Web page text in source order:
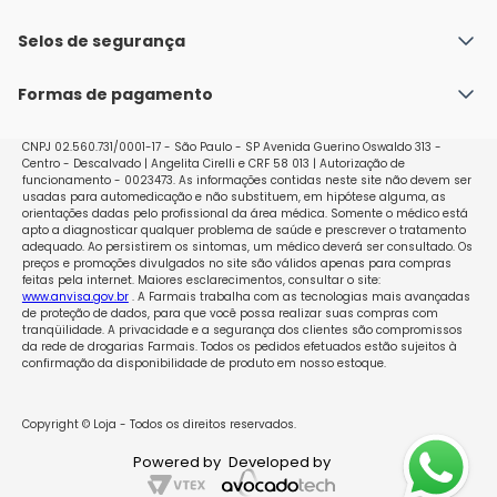
Nossas lojas
Política de Envio
Políticas de Trocas e Devoluções
Selos de segurança
Formas de pagamento
CNPJ 02.560.731/0001-17 - São Paulo - SP Avenida Guerino Oswaldo 313 -
Centro - Descalvado | Angelita Cirelli e CRF 58 013 | Autorização de
funcionamento - 0023473. As informações contidas neste site não devem ser
usadas para automedicação e não substituem, em hipótese alguma, as
orientações dadas pelo profissional da área médica. Somente o médico está
apto a diagnosticar qualquer problema de saúde e prescrever o tratamento
adequado. Ao persistirem os sintomas, um médico deverá ser consultado. Os
preços e promoções divulgados no site são válidos apenas para compras
feitas pela internet. Maiores esclarecimentos, consultar o site:
www.anvisa.gov.br. A Farmais trabalha com as tecnologias mais avançadas
de proteção de dados, para que você possa realizar suas compras com
tranqüilidade. A privacidade e a segurança dos clientes são compromissos
da rede de drogarias Farmais. Todos os pedidos efetuados estão sujeitos à
confirmação da disponibilidade de produto em nosso estoque.
Copyright © Loja - Todos os direitos reservados.
Powered by Developed by